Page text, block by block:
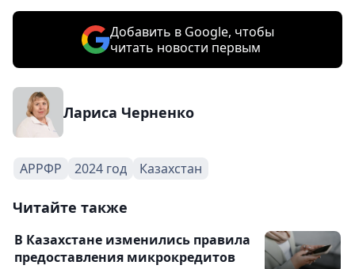
Добавить в Google, чтобы
читать новости первым
Лариса Черненко
АРРФР 2024 год Казахстан
Читайте также
В Казахстане изменились правила
предоставления микрокредитов